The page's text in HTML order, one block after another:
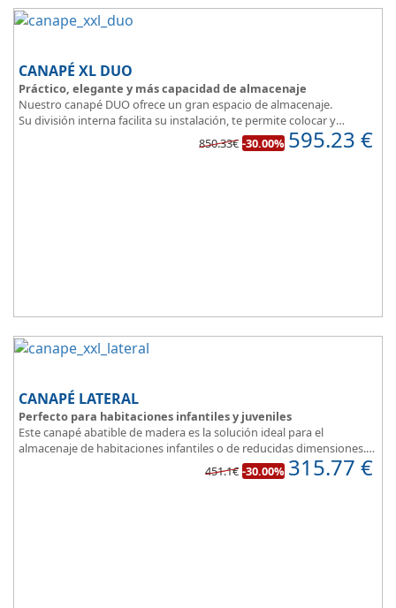
CANAPÉ XL DUO
Práctico, elegante y más capacidad de almacenaje
Nuestro canapé DUO ofrece un gran espacio de almacenaje.
Su división interna facilita su instalación, te permite colocar y
distribuir mucho mejor todo lo que quieres guardar.
Asegura la firmeza y calidad en el descanso.
850.33€ -30.00% 595.23 €
CANAPÉ LATERAL
Perfecto para habitaciones infantiles y juveniles
Este canapé abatible de madera es la solución ideal para el
almacenaje de habitaciones infantiles o de reducidas dimensiones.
Con esquinas redondeadas, que facilitan el paso en pequeñas
451.1€ -30.00% 315.77 €